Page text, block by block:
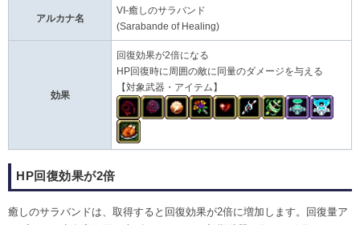
アルカナ名
VI-癒しのサラバンド
(Sarabande of Healing)
効果
回復効果が2倍になる
HP回復時に周囲の敵に同量のダメージを与える
【対象武器・アイテム】
HP回復効果が2倍
癒しのサラバンドは、取得すると回復効果が2倍に増加します。回復量ア